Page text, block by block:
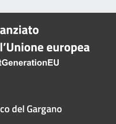
del Gargano